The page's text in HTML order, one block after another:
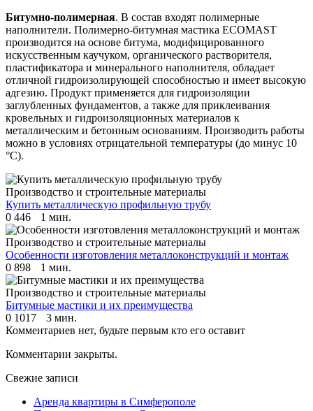
Битумно-полимерная. В состав входят полимерные
наполнители. Полимерно-битумная мастика ECOMAST
производится на основе битума, модифицированного
искусственным каучуком, органического растворителя,
пластификатора и минерального наполнителя, обладает
отличной гидроизолирующей способностью и имеет высокую
адгезию. Продукт применяется для гидроизоляции
заглубленных фундаментов, а также для приклеивания
кровельных и гидроизоляционных материалов к
металлическим и бетонным основаниям. Производить работы
можно в условиях отрицательной температуры (до минус 10
°C).
Производство и строительные материалы
Купить металлическую профильную трубу
0 446 1 мин.
Производство и строительные материалы
Особенности изготовления металлоконструкций и монтаж
0 898 1 мин.
Производство и строительные материалы
Битумные мастики и их преимущества
0 1017
3 мин.
Комментариев нет, будьте первым кто его оставит
Комментарии закрыты.
Свежие записи
Аренда квартиры в Симферополе